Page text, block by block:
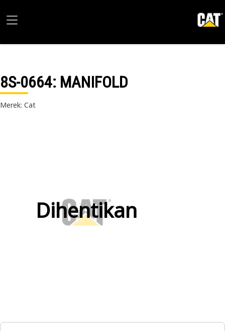
8S-0664: MANIFOLD
Merek: Cat
Dihentikan